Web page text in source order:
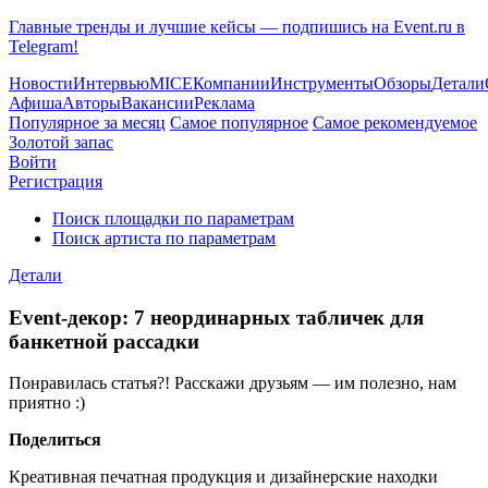
Главные тренды и лучшие кейсы — подпишись на Event.ru в
Telegram!
НовостиИнтервьюMICEКомпанииИнструментыОбзорыДетали
АфишаАвторыВакансииРеклама
Популярное за месяц Самое популярное Самое рекомендуемое
Золотой запас
Войти
Регистрация
Поиск площадки по параметрам
Поиск артиста по параметрам
Детали
Event-декор: 7 неординарных табличек для
банкетной рассадки
Понравилась статья?! Расскажи друзьям — им полезно, нам
приятно :)
Поделиться
Креативная печатная продукция и дизайнерские находки